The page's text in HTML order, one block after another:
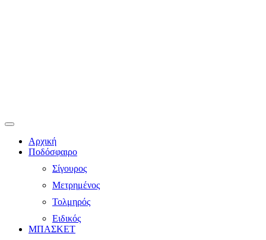
Αρχική
Ποδόσφαιρο
Σίγουρος
Μετρημένος
Τολμηρός
Ειδικός
ΜΠΑΣΚΕΤ